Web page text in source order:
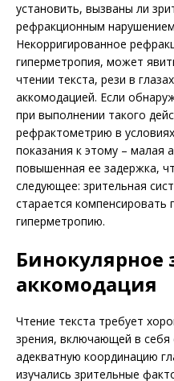
установить, вызваны ли
рефракционным
Некорригированное
гиперметропия, может
чтении текста, рези в
аккомодацией. Если
при выполнении такого
рефрактометрию в
показания к этому – малая
повышенная ее задержка,
следующее: зрительная
старается компенсировать
гиперметропию.
Бинокулярное
аккомодация
Чтение текста требует
зрения, включающей в себя
адекватную координацию
изучались зрительные